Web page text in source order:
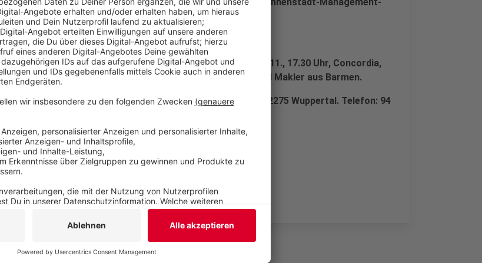
Büro "Barmen Urban".
Infoveranstaltung „Wohnen in der Barmer Innenstadt“: Mi 16.11., 17.30 Uhr, Concordia,
Werth 48. Eingeladen sind Eigentümer, Hausverwaltungen und Makler aus Barmen.
BarmenUrban– Büro für Innenstadtentwicklung, Werth 94, 42275 Wuppertal. Telefon: 94
Veröffentlicht:Donnerstag, 20.10.2022 10:36
Anzeige